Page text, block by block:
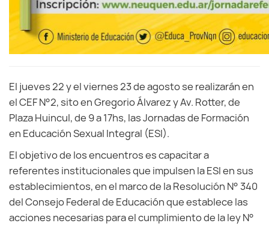
El jueves 22 y el viernes 23 de agosto se realizarán en
el CEF N°2, sito en Gregorio Álvarez y Av. Rotter, de
Plaza Huincul, de 9 a 17hs, las Jornadas de Formación
en Educación Sexual Integral (ESI).
El objetivo de los encuentros es capacitar a
referentes institucionales que impulsen la ESI en sus
establecimientos, en el marco de la Resolución N° 340
del Consejo Federal de Educación que establece las
acciones necesarias para el cumplimiento de la ley N°